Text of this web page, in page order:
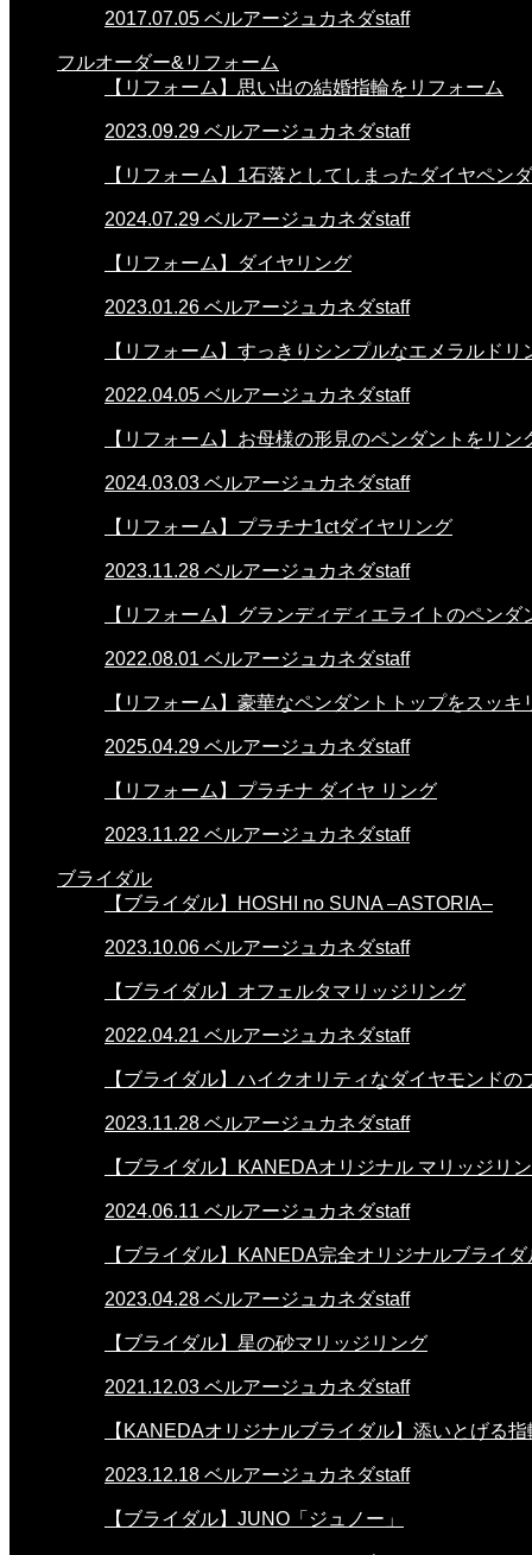
2017.07.05 ベルアージュカネダstaff
フルオーダー&リフォーム
【リフォーム】思い出の結婚指輪をリフォーム
2023.09.29 ベルアージュカネダstaff
【リフォーム】1石落としてしまったダイヤペン
2024.07.29 ベルアージュカネダstaff
【リフォーム】ダイヤリング
2023.01.26 ベルアージュカネダstaff
【リフォーム】すっきりシンプルなエメラルドリ
2022.04.05 ベルアージュカネダstaff
【リフォーム】お母様の形見のペンダントをリン
2024.03.03 ベルアージュカネダstaff
【リフォーム】プラチナ1ctダイヤリング
2023.11.28 ベルアージュカネダstaff
【リフォーム】グランディディエライトのペンダ
2022.08.01 ベルアージュカネダstaff
【リフォーム】豪華なペンダントトップをスッキ
2025.04.29 ベルアージュカネダstaff
【リフォーム】プラチナ ダイヤ リング
2023.11.22 ベルアージュカネダstaff
ブライダル
【ブライダル】HOSHI no SUNA –ASTORIA–
2023.10.06 ベルアージュカネダstaff
【ブライダル】オフェルタマリッジリング
2022.04.21 ベルアージュカネダstaff
【ブライダル】ハイクオリティなダイヤモンドの
2023.11.28 ベルアージュカネダstaff
【ブライダル】KANEDAオリジナル マリッジリ
2024.06.11 ベルアージュカネダstaff
【ブライダル】KANEDA完全オリジナルブライ
2023.04.28 ベルアージュカネダstaff
【ブライダル】星の砂マリッジリング
2021.12.03 ベルアージュカネダstaff
【KANEDAオリジナルブライダル】添いとげる指
2023.12.18 ベルアージュカネダstaff
【ブライダル】JUNO「ジュノー」